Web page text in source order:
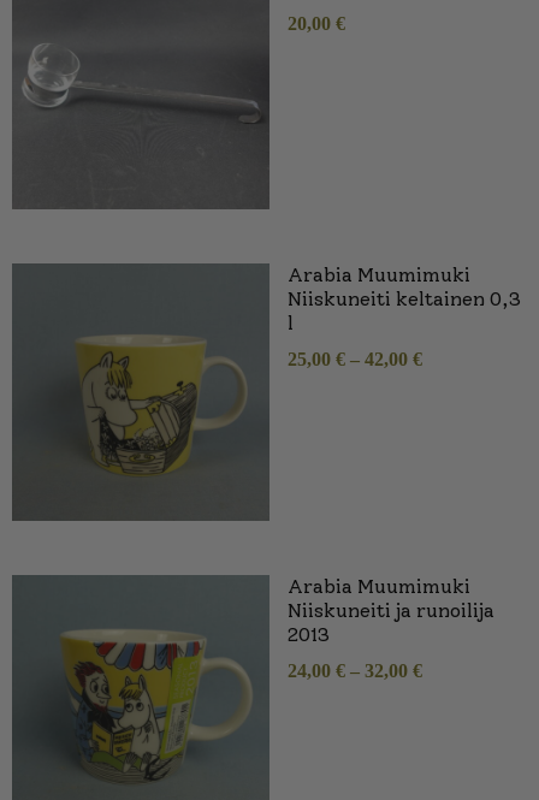
20,00 €
Arabia Muumimuki
Niiskuneiti keltainen 0,3
l
25,00 € – 42,00 €
Arabia Muumimuki
Niiskuneiti ja runoilija
2013
24,00 € – 32,00 €